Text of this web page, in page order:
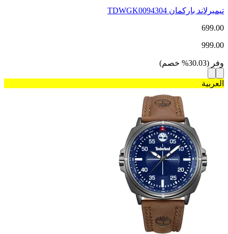
تيمبرلاند باركمان TDWGK0094304
699.00
999.00
وفر (
30.03
% خصم)
العربية